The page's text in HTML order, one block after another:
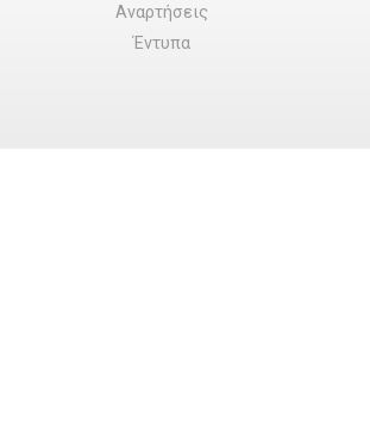
Αναρτήσεις
Έντυπα